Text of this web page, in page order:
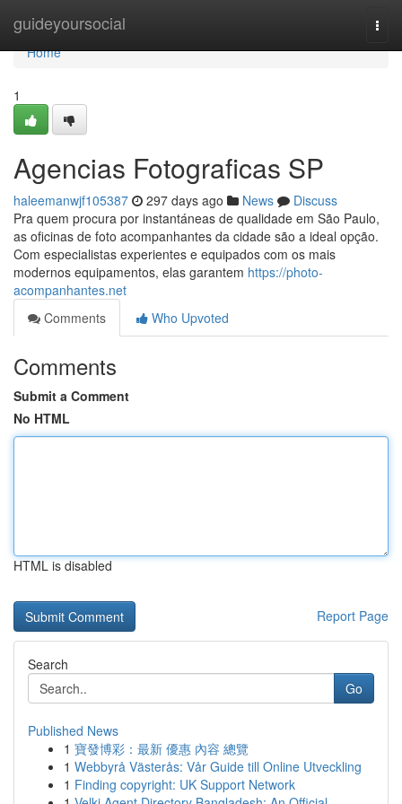
guideyoursocial
Home
Home
1
Agencias Fotograficas SP
haleemanwjf105387 297 days ago News
Discuss
Pra quem procura por instantáneas de qualidade em São Paulo,
as oficinas de foto acompanhantes da cidade são a ideal opção.
Com especialistas experientes e equipados com os mais
modernos equipamentos, elas garantem https://photo-
acompanhantes.net
Comments
Who Upvoted
Comments
Submit a Comment
No HTML
HTML is disabled
Report Page
Search
Go
Published News
1 寶發博彩：最新 優惠 內容 總覽
1 Webbyrå Västerås: Vår Guide till Online Utveckling
1 Finding copyright: UK Support Network